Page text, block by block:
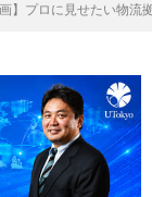
画】プロに見せたい物